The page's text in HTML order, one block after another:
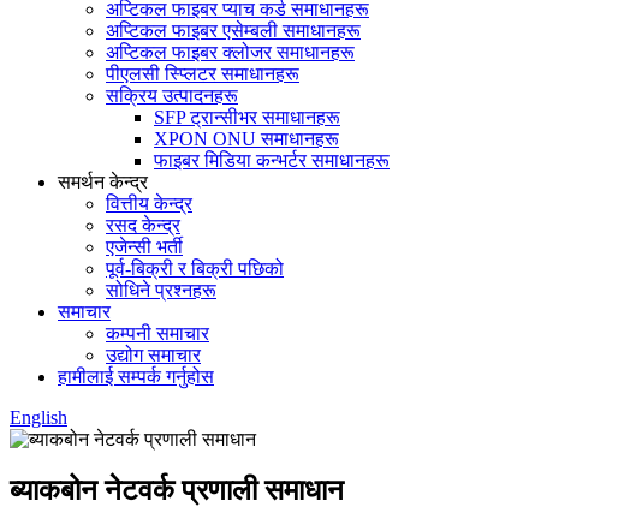
अप्टिकल फाइबर प्याच कर्ड समाधानहरू
अप्टिकल फाइबर एसेम्बली समाधानहरू
अप्टिकल फाइबर क्लोजर समाधानहरू
पीएलसी स्प्लिटर समाधानहरू
सक्रिय उत्पादनहरू
SFP ट्रान्सीभर समाधानहरू
XPON ONU समाधानहरू
फाइबर मिडिया कन्भर्टर समाधानहरू
समर्थन केन्द्र
वित्तीय केन्द्र
रसद केन्द्र
एजेन्सी भर्ती
पूर्व-बिक्री र बिक्री पछिको
सोधिने प्रश्नहरू
समाचार
कम्पनी समाचार
उद्योग समाचार
हामीलाई सम्पर्क गर्नुहोस
English
ब्याकबोन नेटवर्क प्रणाली समाधान